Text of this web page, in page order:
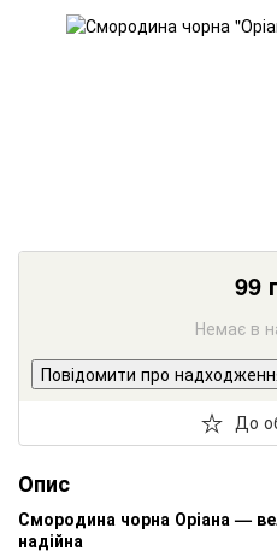
99
Немає в
Повідомити про
До
Опис
Смородина чорна Оріана —
надійна